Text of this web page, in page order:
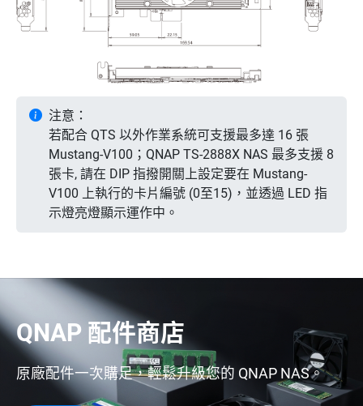
注意：
若配合 QTS 以外作業系統可支援最多達 16 張
Mustang-V100；QNAP TS-2888X NAS 最多支援 8
張卡, 請在 DIP 指撥開關上設定要在 Mustang-
V100 上執行的卡片編號 (0至15)，並透過 LED 指
示燈亮燈顯示運作中。
QNAP 配件商店
原廠配件一次購足，輕鬆升級您的 QNAP NAS。